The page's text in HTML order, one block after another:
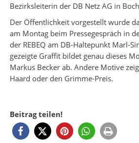
Bezirksleiterin der DB Netz AG in
Der Öffentlichkeit vorgestellt wurde
am Montag beim Pressegespräch in
der REBEQ am DB-Haltepunkt Marl-
gezeigte Graffit bildet genau dieses
Markus Becker ab. Andere Motive
Haard oder den Grimme-Preis.
Beitrag teilen!